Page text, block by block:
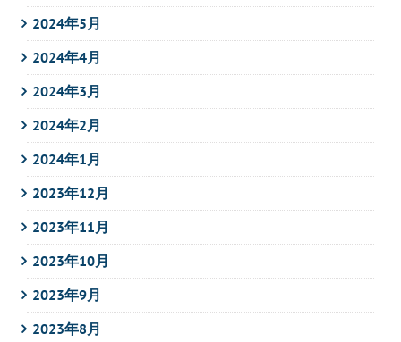
2024年5月
2024年4月
2024年3月
2024年2月
2024年1月
2023年12月
2023年11月
2023年10月
2023年9月
2023年8月